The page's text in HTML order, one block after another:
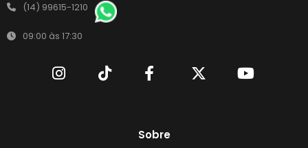
(14) 99615-1210
09:00 às 17:30
Sobre